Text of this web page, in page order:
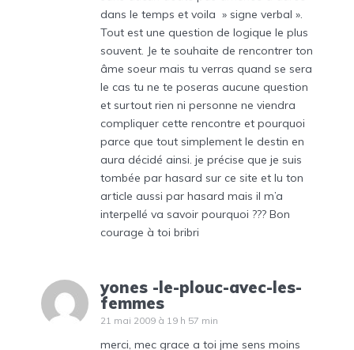
dans le temps et voila » signe verbal ».
Tout est une question de logique le plus
souvent. Je te souhaite de rencontrer ton
âme soeur mais tu verras quand se sera
le cas tu ne te poseras aucune question
et surtout rien ni personne ne viendra
compliquer cette rencontre et pourquoi
parce que tout simplement le destin en
aura décidé ainsi. je précise que je suis
tombée par hasard sur ce site et lu ton
article aussi par hasard mais il m’a
interpellé va savoir pourquoi ??? Bon
courage à toi bribri
yones -le-plouc-avec-les-
femmes
21 mai 2009 à 19 h 57 min
merci, mec grace a toi jme sens moins